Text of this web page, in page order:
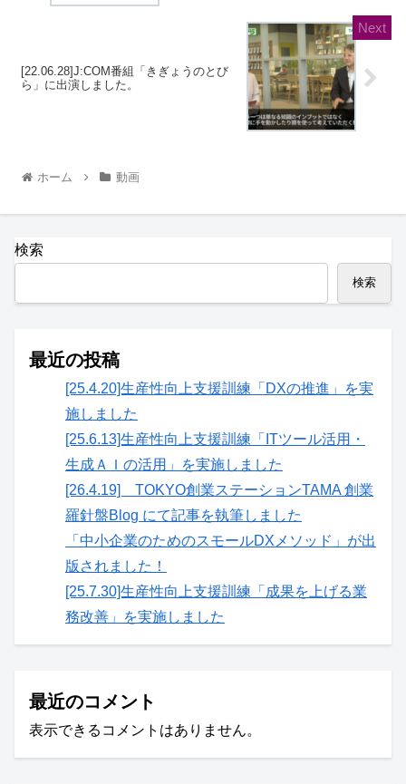
[22.06.28]J:COM番組「きぎょうのとび
ら」に出演しました。
ホーム 動画
検索
検索
最近の投稿
[25.4.20]生産性向上支援訓練「DXの推進」を実
施しました
[25.6.13]生産性向上支援訓練「ITツール活用・
生成ＡＩの活用」を実施しました
[26.4.19] TOKYO創業ステーションTAMA 創業
羅針盤Blog にて記事を執筆しました
「中小企業のためのスモールDXメソッド」が出
版されました！
[25.7.30]生産性向上支援訓練「成果を上げる業
務改善」を実施しました
最近のコメント
表示できるコメントはありません。